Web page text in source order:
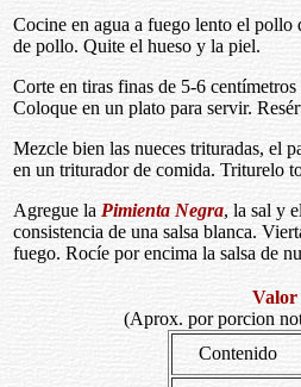
Cocine en agua a fuego lento el pollo
de pollo. Quite el hueso y la piel.
Corte en tiras finas de 5-6
Coloque en un plato para servir.
Mezcle bien las nueces trituradas, el
en un triturador de comida. Triturelo
Agregue la Pimienta Negra, la sal y
consistencia de una salsa blanca.
fuego. Rocíe por encima la salsa de
(Aprox. por porcion
Contenido